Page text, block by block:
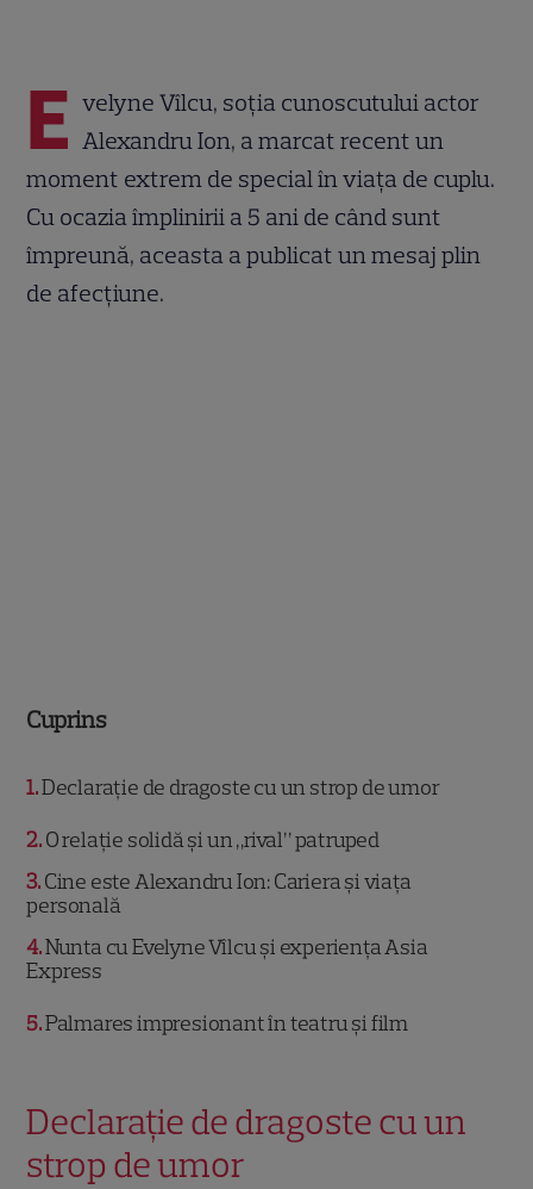
E velyne Vîlcu, soția cunoscutului actor
Alexandru Ion, a marcat recent un
moment extrem de special în viața de cuplu.
Cu ocazia împlinirii a 5 ani de când sunt
împreună, aceasta a publicat un mesaj plin
de afecțiune.
Cuprins
1 Declarație de dragoste cu un strop de umor
2 O relație solidă și un „rival” patruped
3 Cine este Alexandru Ion: Cariera și viața
personală
4 Nunta cu Evelyne Vîlcu și experiența Asia
Express
5 Palmares impresionant în teatru și film
Declarație de dragoste cu un
strop de umor